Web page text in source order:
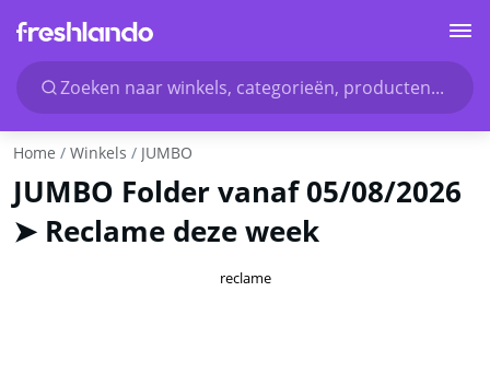
Zoeken naar winkels, categorieën, producten...
Home Winkels JUMBO
JUMBO Folder vanaf 05/08/2026
➤ Reclame deze week
reclame